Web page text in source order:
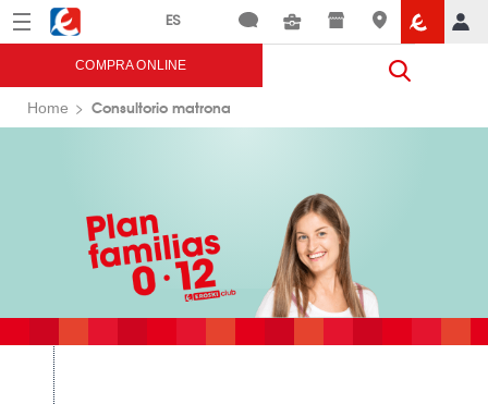
Menú Eroski
COMPRA ONLINE
Home Consultorio matrona